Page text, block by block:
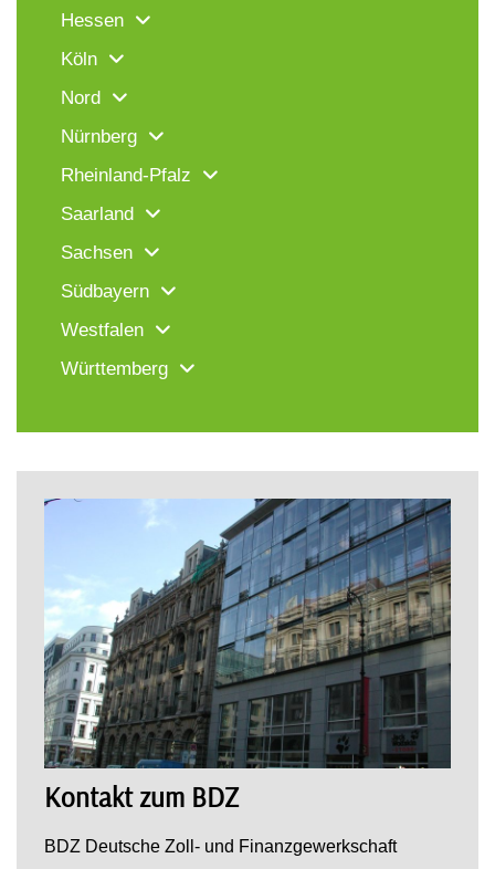
Hessen
Köln
Nord
Nürnberg
Rheinland-Pfalz
Saarland
Sachsen
Südbayern
Westfalen
Württemberg
Kontakt zum BDZ
BDZ Deutsche Zoll- und Finanzgewerkschaft